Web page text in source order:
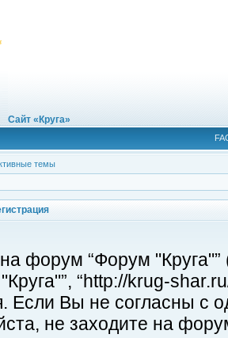
Сайт «Круга»
темы
форум “Форум
“http://krug-
Если Вы не согласны с
не заходите на